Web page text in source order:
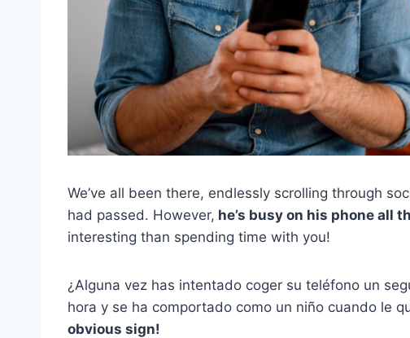
We’ve all been there, endlessly scrolling through
had passed. However, he’s busy on his phone all
interesting than spending time with you!
¿Alguna vez has intentado coger su teléfono un
hora y se ha comportado como un niño cuando le
obvious sign!